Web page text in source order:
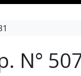
N°